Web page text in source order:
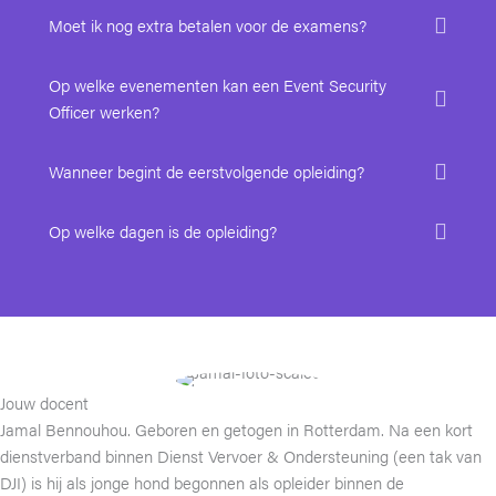
Moet ik nog extra betalen voor de examens?
Op welke evenementen kan een Event Security
Officer werken?
Wanneer begint de eerstvolgende opleiding?
Op welke dagen is de opleiding?
Jouw docent
Jamal Bennouhou. Geboren en getogen in Rotterdam. Na een kort
dienstverband binnen Dienst Vervoer & Ondersteuning (een tak van
DJI) is hij als jonge hond begonnen als opleider binnen de